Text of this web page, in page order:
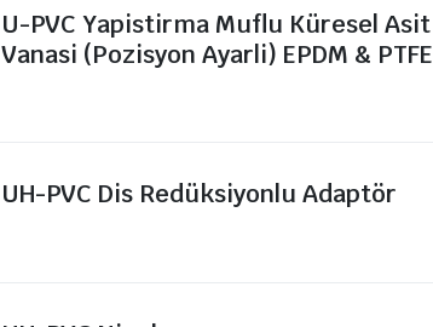
U-PVC Yapistirma Muflu Küresel Asit
Vanasi (Pozisyon Ayarli) EPDM & PTFE
UH-PVC Dis Redüksiyonlu Adaptör